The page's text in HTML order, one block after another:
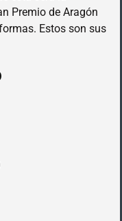
Premio de Aragón
Estos son sus